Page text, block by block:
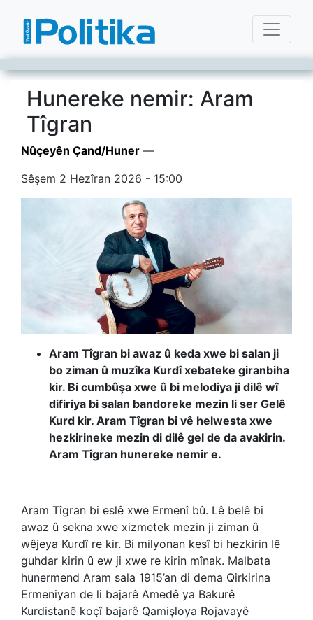
Hunereke nemir: Aram
Tîgran
Nûçeyên Çand/Huner —
Sêşem 2 Hezîran 2026 - 15:00
Aram Tîgran bi awaz û keda xwe bi salan ji
bo ziman û muzîka Kurdî xebateke giranbiha
kir. Bi cumbûşa xwe û bi melodiya ji dilê wî
difiriya bi salan bandoreke mezin li ser Gelê
Kurd kir. Aram Tîgran bi vê helwesta xwe
hezkirineke mezin di dilê gel de da avakirin.
Aram Tîgran hunereke nemir e.
Aram Tîgran bi eslê xwe Ermenî bû. Lê belê bi
awaz û sekna xwe xizmetek mezin ji ziman û
wêjeya Kurdî re kir. Bi milyonan kesî bi hezkirin lê
guhdar kirin û ew ji xwe re kirin mînak. Malbata
hunermend Aram sala 1915’an di dema Qirkirina
Ermeniyan de li bajarê Amedê ya Bakurê
Kurdistanê koçî bajarê Qamişloya Rojavayê